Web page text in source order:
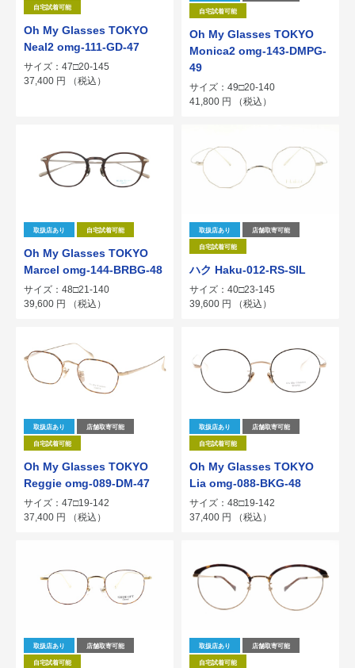
自宅試着可能
Oh My Glasses TOKYO
Neal2 omg-111-GD-47
サイズ：47□20-145
37,400 円 （税込）
自宅試着可能
Oh My Glasses TOKYO
Monica2 omg-143-DMPG-
49
サイズ：49□20-140
41,800 円 （税込）
取扱店あり 自宅試着可能
Oh My Glasses TOKYO
Marcel omg-144-BRBG-48
サイズ：48□21-140
39,600 円 （税込）
取扱店あり 店舗取寄可能
自宅試着可能
ハク Haku-012-RS-SIL
サイズ：40□23-145
39,600 円 （税込）
取扱店あり 店舗取寄可能
自宅試着可能
Oh My Glasses TOKYO
Reggie omg-089-DM-47
サイズ：47□19-142
37,400 円 （税込）
取扱店あり 店舗取寄可能
自宅試着可能
Oh My Glasses TOKYO
Lia omg-088-BKG-48
サイズ：48□19-142
37,400 円 （税込）
取扱店あり 店舗取寄可能
自宅試着可能
取扱店あり 店舗取寄可能
自宅試着可能